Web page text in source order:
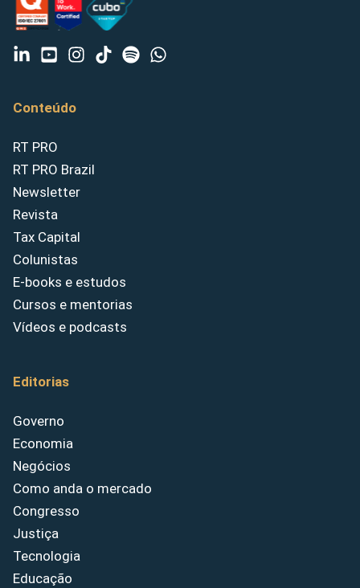
Conteúdo
RT PRO
RT PRO Brazil
Newsletter
Revista
Tax Capital
Colunistas
E-books e estudos
Cursos e mentorias
Vídeos e podcasts
Editorias
Governo
Economia
Negócios
Como anda o mercado
Congresso
Justiça
Tecnologia
Educação